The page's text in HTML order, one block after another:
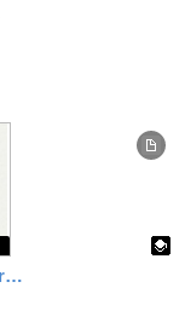
Sigue el código y adivina el personaje